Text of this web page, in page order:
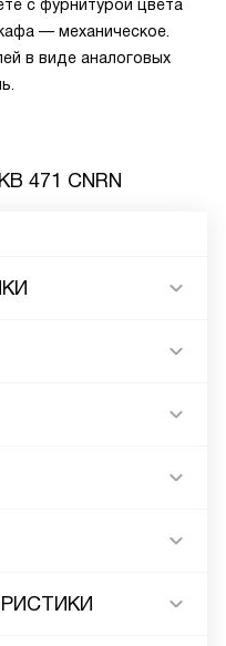
с фурнитурой цвета
— механическое.
в виде аналоговых
471 CNRN